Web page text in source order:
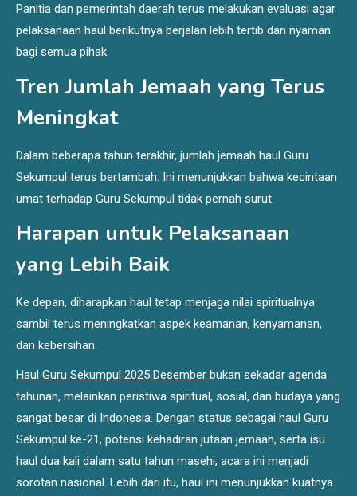
Panitia dan pemerintah daerah terus melakukan evaluasi agar
pelaksanaan haul berikutnya berjalan lebih tertib dan nyaman
bagi semua pihak.
Tren Jumlah Jemaah yang Terus
Meningkat
Dalam beberapa tahun terakhir, jumlah jemaah haul Guru
Sekumpul terus bertambah. Ini menunjukkan bahwa kecintaan
umat terhadap Guru Sekumpul tidak pernah surut.
Harapan untuk Pelaksanaan
yang Lebih Baik
Ke depan, diharapkan haul tetap menjaga nilai spiritualnya
sambil terus meningkatkan aspek keamanan, kenyamanan,
dan kebersihan.
Haul Guru Sekumpul 2025 Desember bukan sekadar agenda
tahunan, melainkan peristiwa spiritual, sosial, dan budaya yang
sangat besar di Indonesia. Dengan status sebagai haul Guru
Sekumpul ke-21, potensi kehadiran jutaan jemaah, serta isu
haul dua kali dalam satu tahun masehi, acara ini menjadi
sorotan nasional. Lebih dari itu, haul ini menunjukkan kuatnya